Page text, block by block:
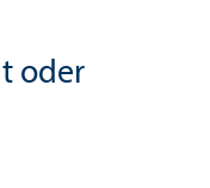
oder